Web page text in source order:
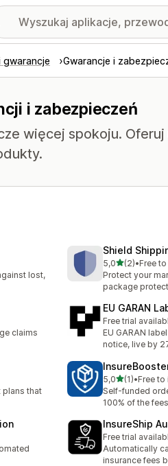
gwarancje Gwarancje i
i zabezpieczeń
więcej spokoju.
lost,
Shield
5,0na 5
(2)
Łączna liczba
•Free
Protect your
package
claims
EU GARAN
Free trial
EU GARAN
notice, live by
plans that
5,0na 5
(1)
Łączna liczba
•Free to
Self-funded
100% of the
InsureShip
Free trial
Automatically
insurance fees